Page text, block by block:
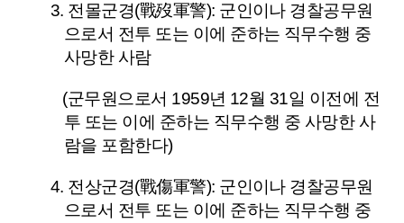
3. 전몰군경(戰歿軍警): 군인이나 경찰공무원
으로서 전투 또는 이에 준하는 직무수행 중
사망한 사람
(군무원으로서 1959년 12월 31일 이전에 전
투 또는 이에 준하는 직무수행 중 사망한 사
람을 포함한다)
4. 전상군경(戰傷軍警): 군인이나 경찰공무원
으로서 전투 또는 이에 준하는 직무수행 중